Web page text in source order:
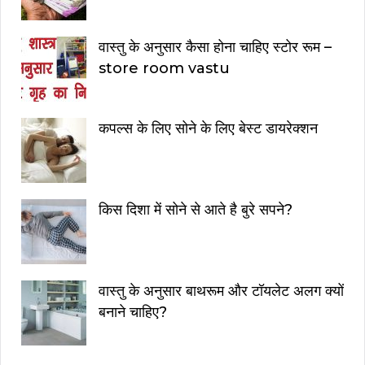
वास्तु के अनुसार कैसा होना चाहिए स्टोर रूम –
store room vastu
कपल्स के लिए सोने के लिए बेस्ट डायरेक्शन
किस दिशा में सोने से आते है बुरे सपने?
वास्तु के अनुसार बाथरूम और टॉयलेट अलग क्यों
बनाने चाहिए?